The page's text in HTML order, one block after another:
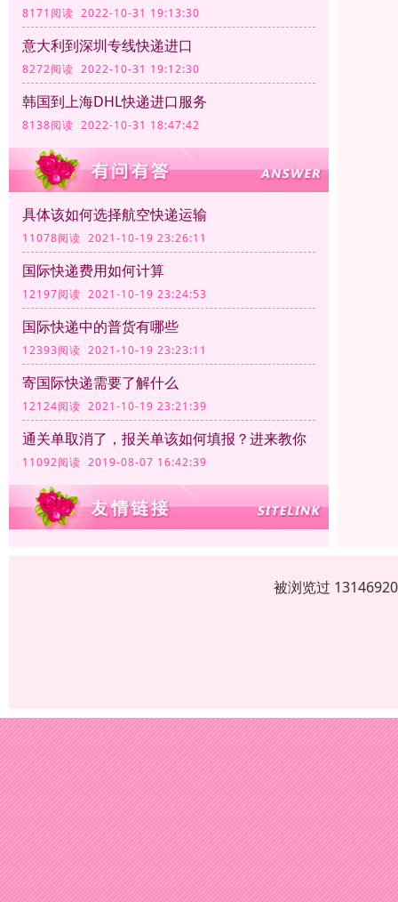
8171阅读 2022-10-31 19:13:30
意大利到深圳专线快递进口
8272阅读 2022-10-31 19:12:30
韩国到上海DHL快递进口服务
8138阅读 2022-10-31 18:47:42
具体该如何选择航空快递运输
11078阅读 2021-10-19 23:26:11
国际快递费用如何计算
12197阅读 2021-10-19 23:24:53
国际快递中的普货有哪些
12393阅读 2021-10-19 23:23:11
寄国际快递需要了解什么
12124阅读 2021-10-19 23:21:39
通关单取消了，报关单该如何填报？进来教你
11092阅读 2019-08-07 16:42:39
被浏览过